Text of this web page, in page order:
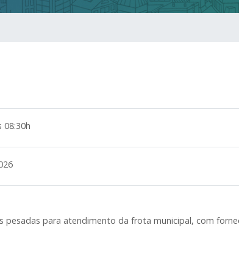
08:30h
pesadas para atendimento da frota municipal, com